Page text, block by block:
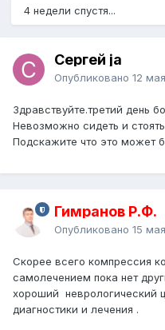
4 недели спустя...
Сергей ja
Опубликовано 12
Здравствуйте.третий день
Невозможно сидеть и
Подскажите что это может
Гимранов Р.Ф.
Опубликовано 15
Скорее всего компрессия
самолечением пока нет
хороший неврологический
диагностики и лечения .